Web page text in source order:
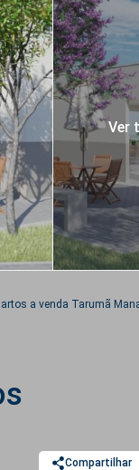
Ver
a venda Tarumã
Compartilhar